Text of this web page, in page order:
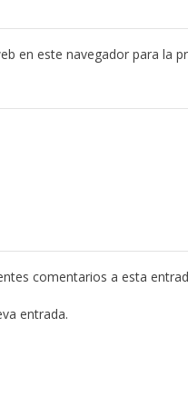
en este navegador para la
comentarios a esta
entrada.